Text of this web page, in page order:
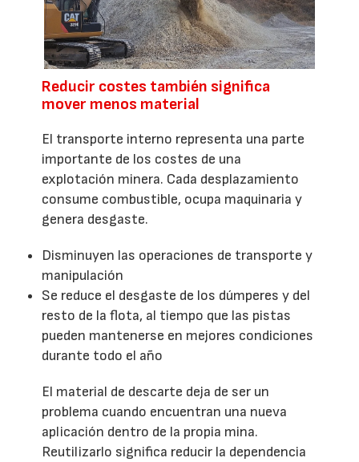
Reducir costes también significa
mover menos material
El transporte interno representa una parte
importante de los costes de una
explotación minera. Cada desplazamiento
consume combustible, ocupa maquinaria y
genera desgaste.
Disminuyen las operaciones de transporte y
manipulación
Se reduce el desgaste de los dúmperes y del
resto de la flota, al tiempo que las pistas
pueden mantenerse en mejores condiciones
durante todo el año
El material de descarte deja de ser un
problema cuando encuentran una nueva
aplicación dentro de la propia mina.
Reutilizarlo significa reducir la dependencia